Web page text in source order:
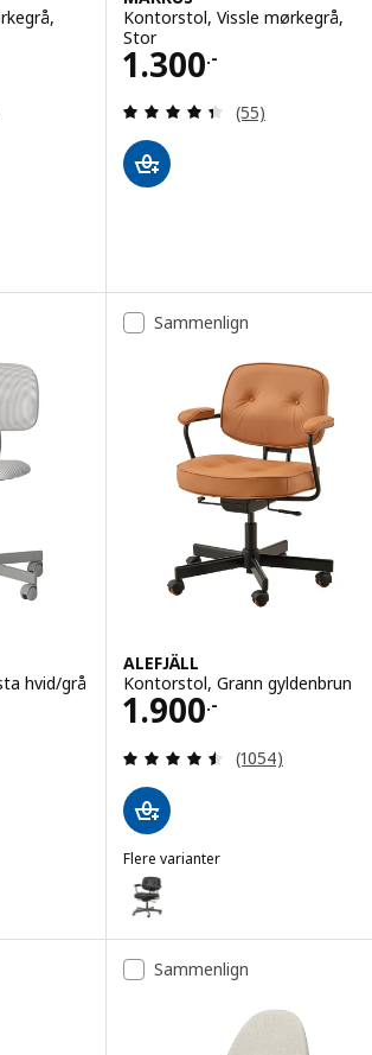
4.4 ud af 5 Stjerner. Anmeldelser i alt:
Vissle lysegrå, Medium
Kontorstol, Vissle mørkegrå,
Stor
1.300.-
Pris 1300.-
Anmeld: 4.4 ud
(55)
hvid/grå
4.2 ud af 5 Stjerner. Anmeldelser i alt:
Skrivebordsstol, Klovsta hvid/orange-brun
Sammenlign
ALEFJÄLL
Kontorstol, Grann gyldenbrun
1.900.-
Pris 1900.-
Anmeld: 4.5 ud
(1054)
Flere varianter
ALEFJÄLL
Mulighed: ALEFJÄLL,
Sammenlign